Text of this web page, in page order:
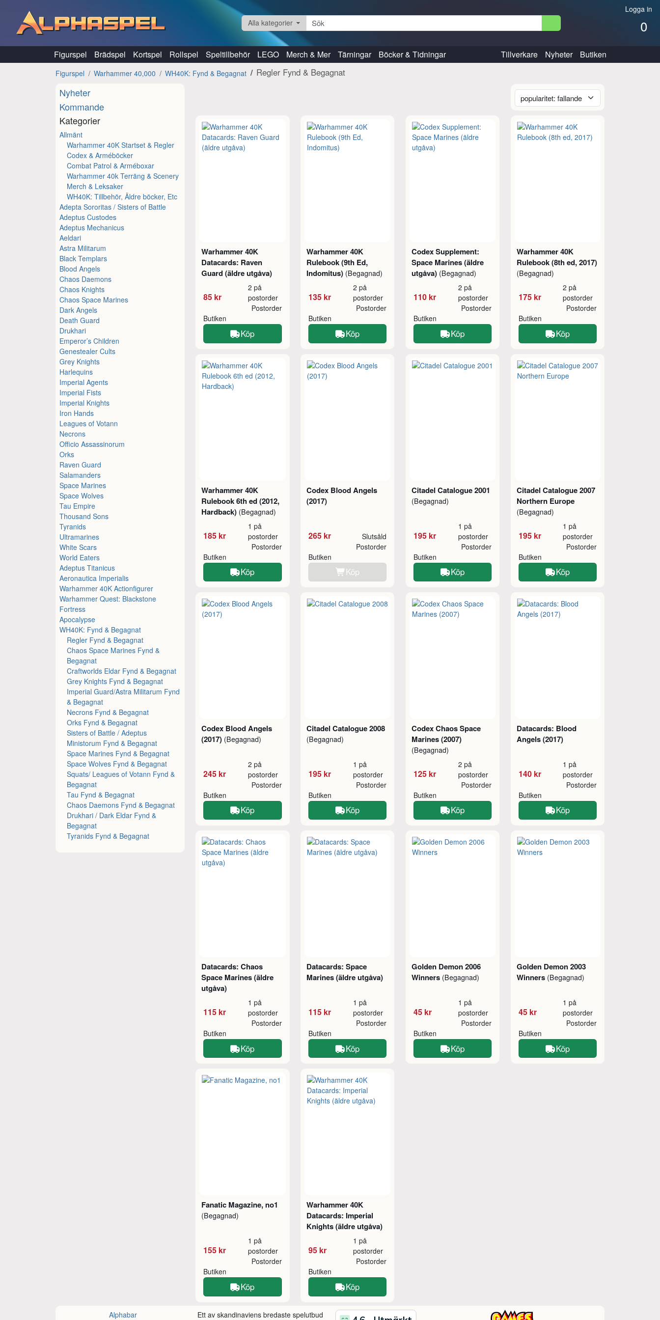
Logga in
0
Alla kategorier
Figurspel Brädspel Kortspel Rollspel Speltillbehör LEGO Merch & Mer Tärningar Böcker & Tidningar Tillverkare Nyheter Butiken
Figurspel Warhammer 40,000 WH40K: Fynd & Begagnat Regler Fynd & Begagnat
Nyheter
Kommande
Kategorier
Allmänt
Warhammer 40K Startset & Regler
Codex & Arméböcker
Combat Patrol & Arméboxar
Warhammer 40k Terräng & Scenery
Merch & Leksaker
WH40K: Tillbehör, Äldre böcker, Etc
Adepta Sororitas / Sisters of Battle
Adeptus Custodes
Adeptus Mechanicus
Aeldari
Astra Militarum
Black Templars
Blood Angels
Chaos Daemons
Chaos Knights
Chaos Space Marines
Dark Angels
Death Guard
Drukhari
Emperor’s Children
Genestealer Cults
Grey Knights
Harlequins
Imperial Agents
Imperial Fists
Imperial Knights
Iron Hands
Leagues of Votann
Necrons
Officio Assassinorum
Orks
Raven Guard
Salamanders
Space Marines
Space Wolves
Tau Empire
Thousand Sons
Tyranids
Ultramarines
White Scars
World Eaters
Adeptus Titanicus
Aeronautica Imperialis
Warhammer 40K Actionfigurer
Warhammer Quest: Blackstone
Fortress
Apocalypse
WH40K: Fynd & Begagnat
Regler Fynd & Begagnat
Chaos Space Marines Fynd &
Begagnat
Craftworlds Eldar Fynd & Begagnat
Grey Knights Fynd & Begagnat
Imperial Guard/Astra Militarum Fynd
& Begagnat
Necrons Fynd & Begagnat
Orks Fynd & Begagnat
Sisters of Battle / Adeptus
Ministorum Fynd & Begagnat
Space Marines Fynd & Begagnat
Space Wolves Fynd & Begagnat
Squats/ Leagues of Votann Fynd &
Begagnat
Tau Fynd & Begagnat
Chaos Daemons Fynd & Begagnat
Drukhari / Dark Eldar Fynd &
Begagnat
Tyranids Fynd & Begagnat
Warhammer 40K
Datacards: Raven
Guard (äldre utgåva)
85 kr
2 på
postorder
Butiken
Postorder
Köp
Warhammer 40K
Rulebook (9th Ed,
Indomitus) (Begagnad)
135 kr
2 på
postorder
Butiken
Postorder
Köp
Codex Supplement:
Space Marines (äldre
utgåva) (Begagnad)
110 kr
2 på
postorder
Butiken
Postorder
Köp
Warhammer 40K
Rulebook (8th ed, 2017)
(Begagnad)
175 kr
2 på
postorder
Butiken
Postorder
Köp
Warhammer 40K
Rulebook 6th ed (2012,
Hardback) (Begagnad)
185 kr
1 på
postorder
Butiken
Postorder
Köp
Codex Blood Angels
(2017)
265 kr Slutsåld
Butiken
Postorder
Köp
Citadel Catalogue 2001
(Begagnad)
195 kr
1 på
postorder
Butiken
Postorder
Köp
Citadel Catalogue 2007
Northern Europe
(Begagnad)
195 kr
1 på
postorder
Butiken
Postorder
Köp
Codex Blood Angels
(2017) (Begagnad)
245 kr
2 på
postorder
Butiken
Postorder
Köp
Citadel Catalogue 2008
(Begagnad)
195 kr
1 på
postorder
Butiken
Postorder
Köp
Codex Chaos Space
Marines (2007)
(Begagnad)
125 kr
2 på
postorder
Butiken
Postorder
Köp
Datacards: Blood
Angels (2017)
140 kr
1 på
postorder
Butiken
Postorder
Köp
Datacards: Chaos
Space Marines (äldre
utgåva)
115 kr
1 på
postorder
Butiken
Postorder
Köp
Datacards: Space
Marines (äldre utgåva)
115 kr
1 på
postorder
Butiken
Postorder
Köp
Golden Demon 2006
Winners (Begagnad)
45 kr
1 på
postorder
Butiken
Postorder
Köp
Golden Demon 2003
Winners (Begagnad)
45 kr
1 på
postorder
Butiken
Postorder
Köp
Fanatic Magazine, no1
(Begagnad)
155 kr
1 på
postorder
Butiken
Postorder
Köp
Warhammer 40K
Datacards: Imperial
Knights (äldre utgåva)
95 kr
1 på
postorder
Butiken
Postorder
Köp
Alphabar Ett av skandinaviens bredaste spelutbud